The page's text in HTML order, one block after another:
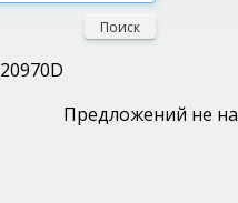
Поиск
Предложений не